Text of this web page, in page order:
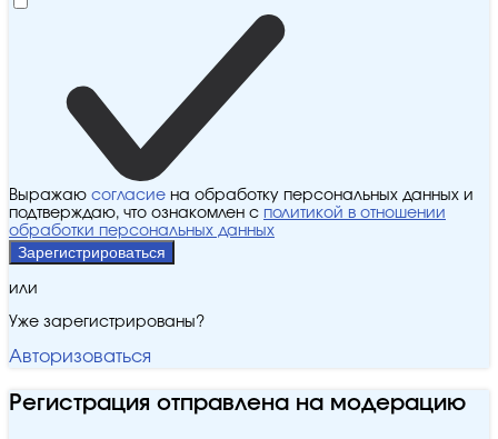
Выражаю согласие на обработку персональных данных и
подтверждаю, что ознакомлен с политикой в отношении
обработки персональных данных
Зарегистрироваться
или
Уже зарегистрированы?
Авторизоваться
Регистрация отправлена на модерацию